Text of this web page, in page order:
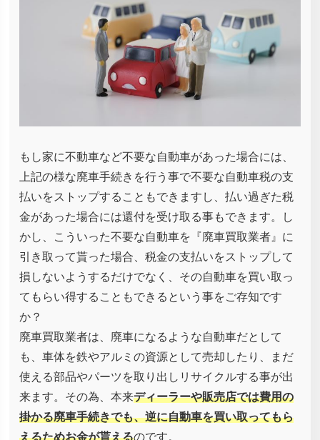
もし家に不動車など不要な自動車があった場合には、
上記の様な廃車手続きを行う事で不要な自動車税の支
払いをストップすることもできますし、払い過ぎた税
金があった場合には還付を受け取る事もできます。し
かし、こういった不要な自動車を『廃車買取業者』に
引き取って貰った場合、税金の支払いをストップして
損しないようするだけでなく、その自動車を買い取っ
てもらい得することもできるという事をご存知です
か？
廃車買取業者は、廃車になるような自動車だとして
も、車体を鉄やアルミの資源として売却したり、まだ
使える部品やパーツを取り出しリサイクルする事が出
来ます。その為、本来ディーラーや販売店では費用の
掛かる廃車手続きでも、逆に自動車を買い取ってもら
えるためお金が貰えるのです。